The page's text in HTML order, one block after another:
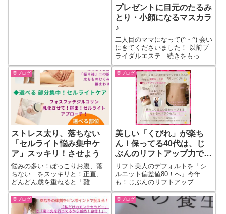
プレゼントに目元のたるみ
とり・小顔になるマスカラ
♪
二人目のママになって(^・^) 会い
にきてくださいました！ 以前ブ
ライダルエステ...続きをもっと
見る
美ブログ
ストレス太り、落ちない
「セルライト悩み集中ケ
ア」スッキリ！させよう
悩みの多い！ぽっこりお腹、落
ちない…をスッキリと！正直、
どんどん歳を重ねると「難...続
きをもっと見る
美ブログ
美しい「くびれ」が楽ち
ん！保ってる40代は、じ
ぶんのリフトアップ力でシ
ルエット美人に！
リフト美人のデフォルトを「シ
ルエット偏差値80！へ」今年
も！じぶんのリフトアップ...続
きをもっと見る
美ブログ 美ブログ